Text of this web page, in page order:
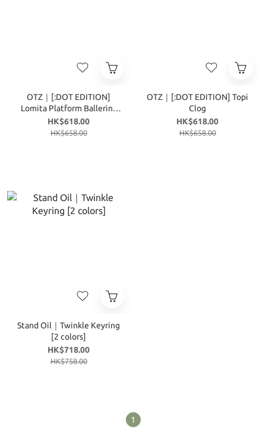
OTZ｜[:DOT EDITION]
Lomita Platform Ballerina
Shoes
HK$618.00
HK$658.00
OTZ｜[:DOT EDITION] Topi
Clog
HK$618.00
HK$658.00
Stand Oil｜Twinkle Keyring
[2 colors]
HK$718.00
HK$758.00
1